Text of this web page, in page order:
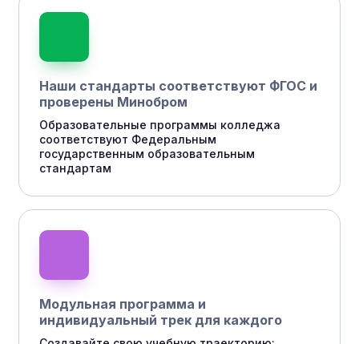
Наши стандарты соответствуют ФГОС и
проверены Минобром
Образовательные программы колледжа
соответствуют Федеральным
государственным образовательным
стандартам
Модульная программа и
индивидуальный трек для каждого